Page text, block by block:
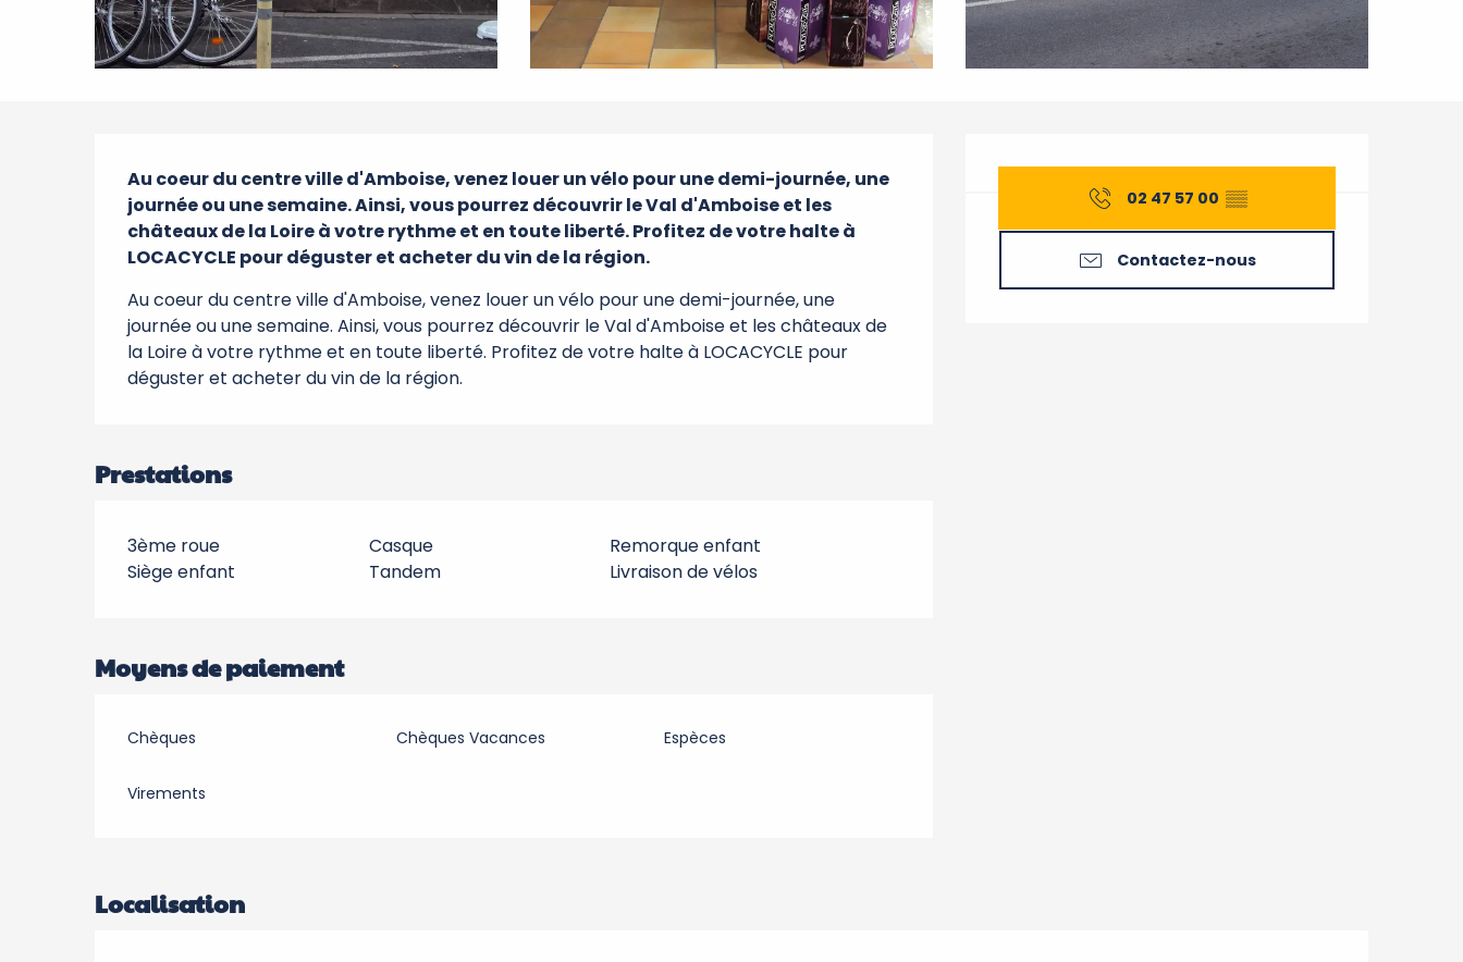
Ouverture et
02 47 57 00 ▒▒
Contactez-nous
Description
Au coeur du centre ville d'Amboise, venez louer un vélo pour une demi-journée, une
journée ou une semaine. Ainsi, vous pourrez découvrir le Val d'Amboise et les
châteaux de la Loire à votre rythme et en toute liberté. Profitez de votre halte à
LOCACYCLE pour déguster et acheter du vin de la région.
Au coeur du centre ville d'Amboise, venez louer un vélo pour une demi-journée, une
journée ou une semaine. Ainsi, vous pourrez découvrir le Val d'Amboise et les châteaux de
la Loire à votre rythme et en toute liberté. Profitez de votre halte à LOCACYCLE pour
déguster et acheter du vin de la région.
Prestations
3ème roue Casque
Remorque enfant
Siège enfant
Tandem Livraison de vélos
Moyens de paiement
Chèques Chèques Vacances Espèces
Virements
Localisation